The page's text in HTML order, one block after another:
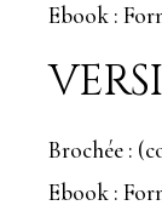
Ebook :
Brochée :
Ebook :